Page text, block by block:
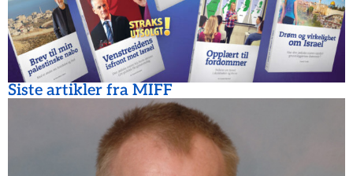
Siste artikler fra MIFF